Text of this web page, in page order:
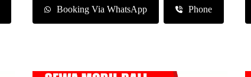
Booking Via WhatsApp Phone